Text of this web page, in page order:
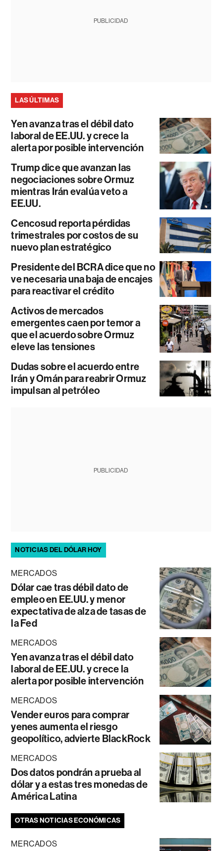
PUBLICIDAD
LAS ÚLTIMAS
Yen avanza tras el débil dato
laboral de EE.UU. y crece la
alerta por posible intervención
Trump dice que avanzan las
negociaciones sobre Ormuz
mientras Irán evalúa veto a
EE.UU.
Cencosud reporta pérdidas
trimestrales por costos de su
nuevo plan estratégico
Presidente del BCRA dice que no
ve necesaria una baja de encajes
para reactivar el crédito
Activos de mercados
emergentes caen por temor a
que el acuerdo sobre Ormuz
eleve las tensiones
Dudas sobre el acuerdo entre
Irán y Omán para reabrir Ormuz
impulsan al petróleo
PUBLICIDAD
NOTICIAS DEL DÓLAR HOY
MERCADOS
Dólar cae tras débil dato de
empleo en EE.UU. y menor
expectativa de alza de tasas de
la Fed
MERCADOS
Yen avanza tras el débil dato
laboral de EE.UU. y crece la
alerta por posible intervención
MERCADOS
Vender euros para comprar
yenes aumenta el riesgo
geopolítico, advierte BlackRock
MERCADOS
Dos datos pondrán a prueba al
dólar y a estas tres monedas de
América Latina
OTRAS NOTICIAS ECONÓMICAS
MERCADOS